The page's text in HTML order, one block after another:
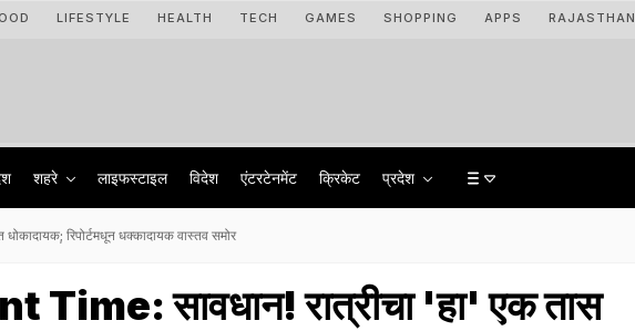
LIFESTYLE HEALTH TECH GAMES SHOPPING APPS RAJASTHAN
शहरे लाइफस्टाइल विदेश एंटरटेनमेंट क्रिकेट प्रदेश
रिपोर्टमधून धक्कादायक वास्तव समोर
Time: सावधान! रात्रीचा 'हा' एक तास